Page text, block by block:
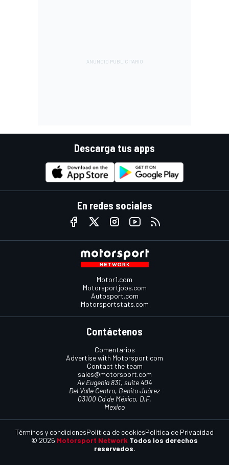
Descarga tus apps
En redes sociales
Motor1.com
Motorsportjobs.com
Autosport.com
Motorsportstats.com
Contáctenos
Comentarios
Advertise with Motorsport.com
Contact the team
sales@motorsport.com
Av Eugenia 831, suite 404
Del Valle Centro, Benito Juárez
03100 Cd de México, D.F.
Mexico
© 2026 Motorsport Network Todos los derechos
reservados.
Términos y condicionesPolítica de cookiesPolítica de Privacidad